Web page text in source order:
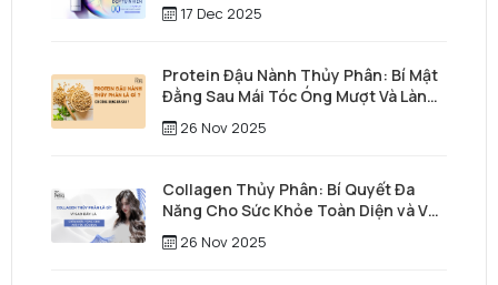
17 Dec 2025
Protein Đậu Nành Thủy Phân: Bí Mật
Đằng Sau Mái Tóc Óng Mượt Và Làn
Da Trẻ Trung
26 Nov 2025
Collagen Thủy Phân: Bí Quyết Đa
Năng Cho Sức Khỏe Toàn Diện và Vẻ
Đẹp Vượt Thời Gian
26 Nov 2025